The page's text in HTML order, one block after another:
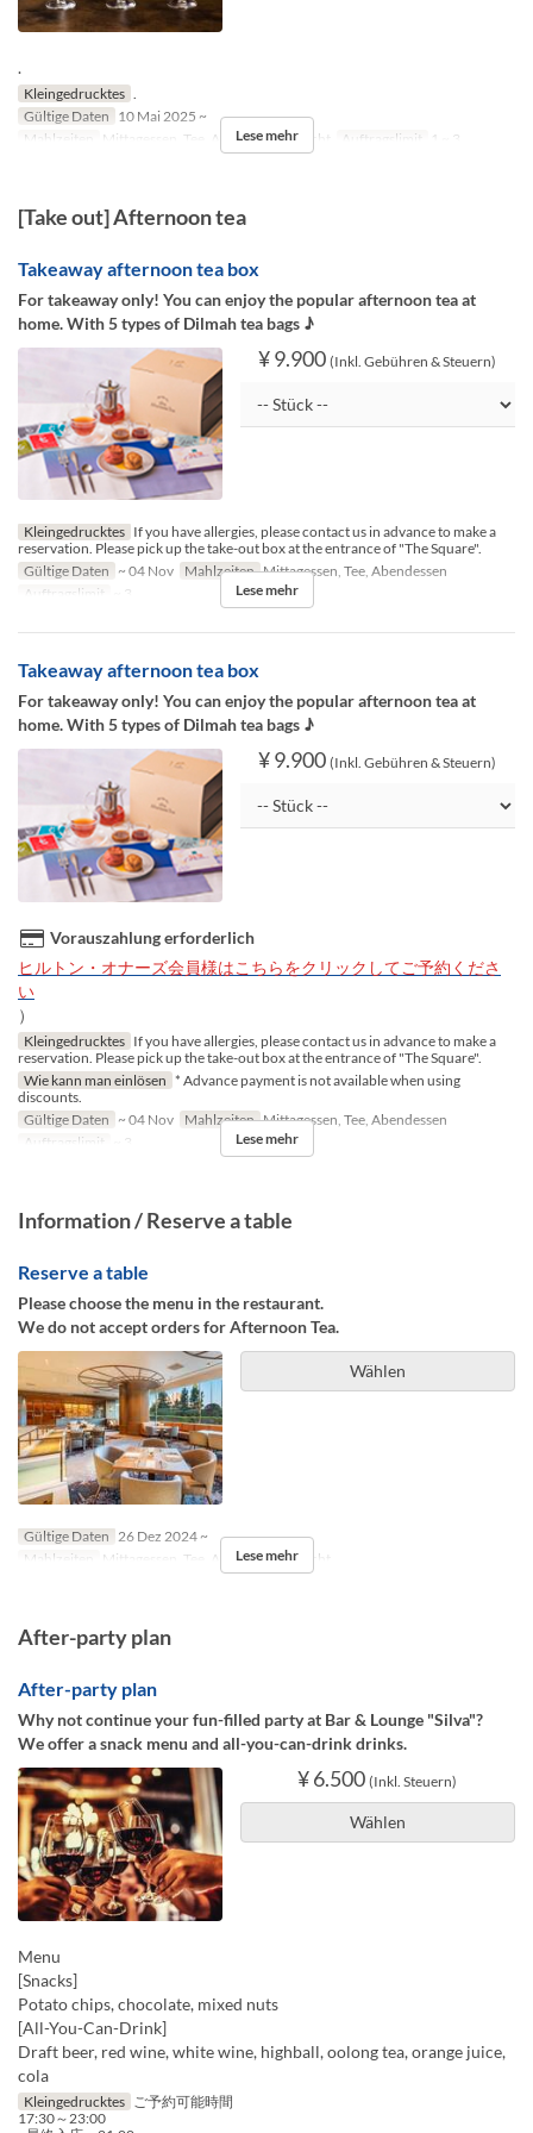
.
Kleingedrucktes
Gültige Daten 10 Mai 2025 ~
Mahlzeiten
Mittagessen, Tee, Abendessen, Nacht Auftragslimit 1 ~ 3
Lese mehr
[Take out] Afternoon tea
Takeaway afternoon tea box
For takeaway only! You can enjoy the popular afternoon tea at
home. With 5 types of Dilmah tea bags ♪
¥ 9.900 (Inkl. Gebühren & Steuern)
Kleingedrucktes If you have allergies, please contact us in advance to make a
reservation. Please pick up the take-out box at the entrance of "The Square".
Gültige Daten ~ 04 Nov Mahlzeiten Mittagessen, Tee, Abendessen
Auftragslimit
~ 3 Lese mehr
Takeaway afternoon tea box
For takeaway only! You can enjoy the popular afternoon tea at
home. With 5 types of Dilmah tea bags ♪
¥ 9.900 (Inkl. Gebühren & Steuern)
Vorauszahlung erforderlich
ヒルトン・オナーズ会員様はこちらをクリックしてご予約くださ
い
）
Kleingedrucktes If you have allergies, please contact us in advance to make a
reservation. Please pick up the take-out box at the entrance of "The Square".
Wie kann man einlösen * Advance payment is not available when using
discounts.
Gültige Daten ~ 04 Nov Mahlzeiten Mittagessen, Tee, Abendessen
Auftragslimit
~ 3 Lese mehr
Information / Reserve a table
Reserve a table
Please choose the menu in the restaurant.
We do not accept orders for Afternoon Tea.
Wählen
Gültige Daten 26 Dez 2024 ~
Mahlzeiten
Mittagessen, Tee, Abendessen, Nacht
Lese mehr
After-party plan
After-party plan
Why not continue your fun-filled party at Bar & Lounge "Silva"?
We offer a snack menu and all-you-can-drink drinks.
¥ 6.500 (Inkl. Steuern)
Wählen
Menu
[Snacks]
Potato chips, chocolate, mixed nuts
[All-You-Can-Drink]
Draft beer, red wine, white wine, highball, oolong tea, orange juice,
cola
Kleingedrucktes
ご予約可能時間
17:30～23:00